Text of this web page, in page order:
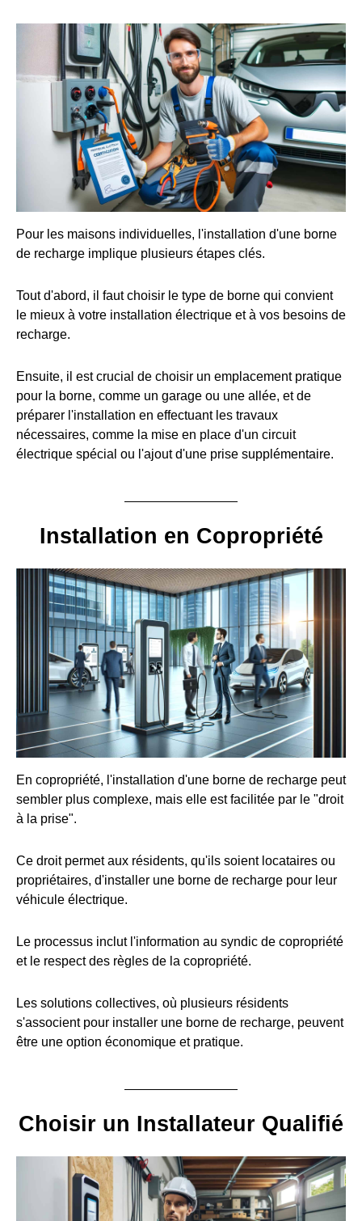
Pour les maisons individuelles, l'installation d'une borne
de recharge implique plusieurs étapes clés.
Tout d'abord, il faut choisir le type de borne qui convient
le mieux à votre installation électrique et à vos besoins de
recharge.
Ensuite, il est crucial de choisir un emplacement pratique
pour la borne, comme un garage ou une allée, et de
préparer l'installation en effectuant les travaux
nécessaires, comme la mise en place d'un circuit
électrique spécial ou l'ajout d'une prise supplémentaire.
Installation en Copropriété
En copropriété, l'installation d'une borne de recharge peut
sembler plus complexe, mais elle est facilitée par le "droit
à la prise".
Ce droit permet aux résidents, qu'ils soient locataires ou
propriétaires, d'installer une borne de recharge pour leur
véhicule électrique.
Le processus inclut l'information au syndic de copropriété
et le respect des règles de la copropriété.
Les solutions collectives, où plusieurs résidents
s'associent pour installer une borne de recharge, peuvent
être une option économique et pratique.
Choisir un Installateur Qualifié